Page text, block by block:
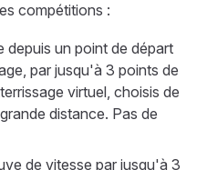
compétitions :
depuis un point de départ
par jusqu'à 3 points de
virtuel, choisis de
distance. Pas de
de vitesse par jusqu'à 3